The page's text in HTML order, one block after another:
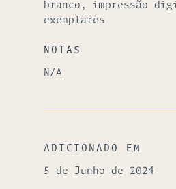
branco, impressão
exemplares
NOTAS
N/A
ADICIONADO EM
5 de Junho de 2024